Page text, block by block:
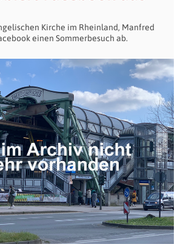
Kirche im Rheinland, Manfred
einen Sommerbesuch ab.